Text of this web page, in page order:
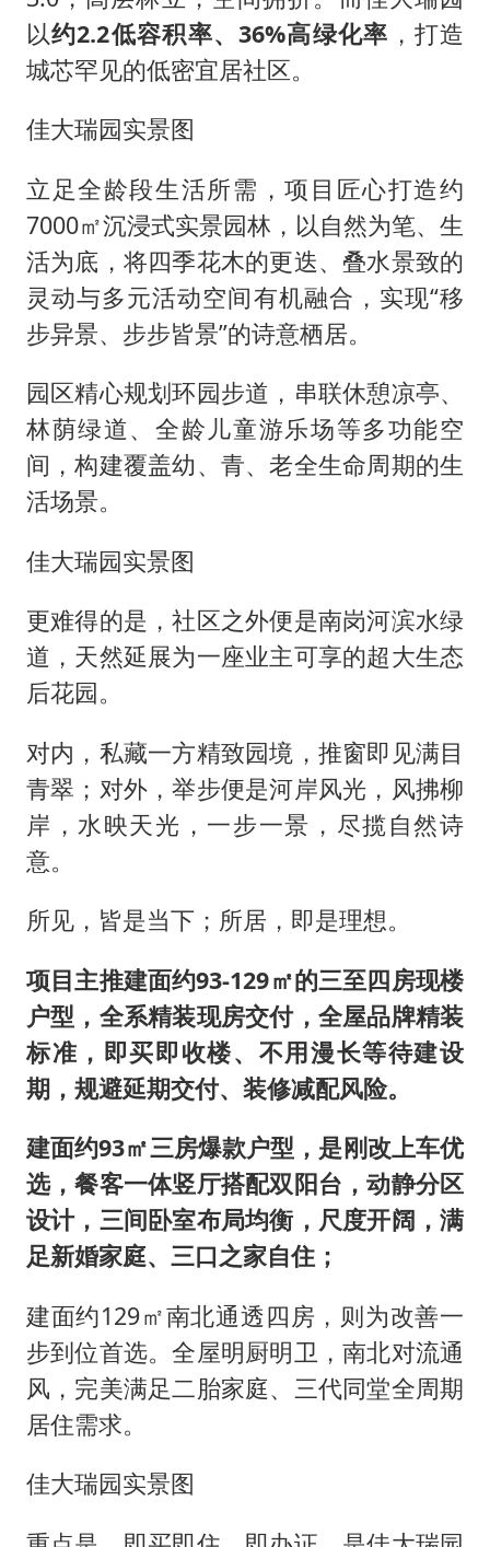
以约2.2低容积率、36%高绿化率 ，打造
城芯罕见的低密宜居社区。
佳大瑞园实景图
立足全龄段生活所需，项目匠心打造约
7000㎡沉浸式实景园林，以自然为笔、生
活为底，将四季花木的更迭、叠水景致的
灵动与多元活动空间有机融合，实现“移
步异景、步步皆景”的诗意栖居。
园区精心规划环园步道，串联休憩凉亭、
林荫绿道、全龄儿童游乐场等多功能空
间，构建覆盖幼、青、老全生命周期的生
活场景。
佳大瑞园实景图
更难得的是，社区之外便是南岗河滨水绿
道，天然延展为一座业主可享的超大生态
后花园。
对内，私藏一方精致园境，推窗即见满目
青翠；对外，举步便是河岸风光，风拂柳
岸，水映天光，一步一景，尽揽自然诗
意。
所见，皆是当下；所居，即是理想。
项目主推建面约93-129㎡的三至四房现楼
户型 ，全系精装现房交付，全屋品牌精装
标准，即买即收楼、不用漫长等待建设
期，规避延期交付、装修减配风险。
建面约93㎡三房爆款户型，是刚改上车优
选，餐客一体竖厅搭配双阳台，动静分区
设计，三间卧室布局均衡，尺度开阔，满
足新婚家庭、三口之家自住；
建面约129㎡南北通透四房，则为改善一
步到位首选。全屋明厨明卫，南北对流通
风，完美满足二胎家庭、三代同堂全周期
居住需求。
佳大瑞园实景图